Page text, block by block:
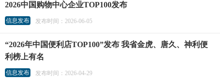
2026中国购物中心企业TOP100发布
信息发布 发布时间：2026-06-05
“2026年中国便利店TOP100”发布 我省金虎、唐久、神利便
利榜上有名
信息发布 发布时间：2026-04-29